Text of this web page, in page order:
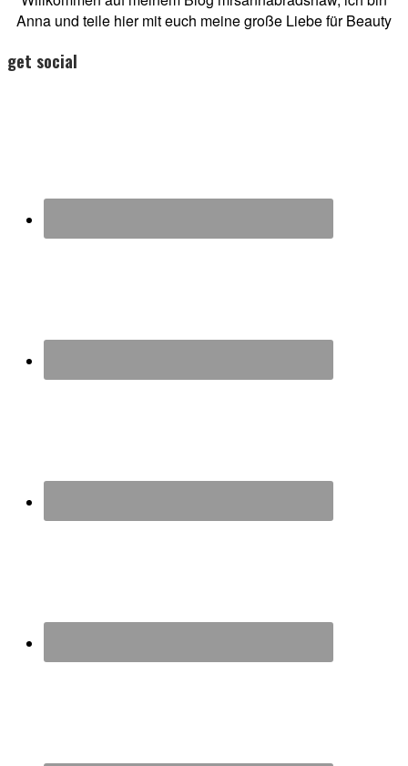
Anna und teile hier mit euch meine große Liebe für Beauty
get social